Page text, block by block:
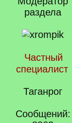
раздела
Частный
специалист
Таганрог
Сообщений: